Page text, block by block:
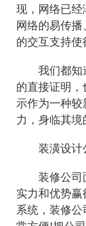
现，网络已经
网络的易传
的交互支持使
我们都知道
的直接证明，
示作为一种
力，身临其境
装潢设计
装修公司面
实力和优势赢
系统，装修